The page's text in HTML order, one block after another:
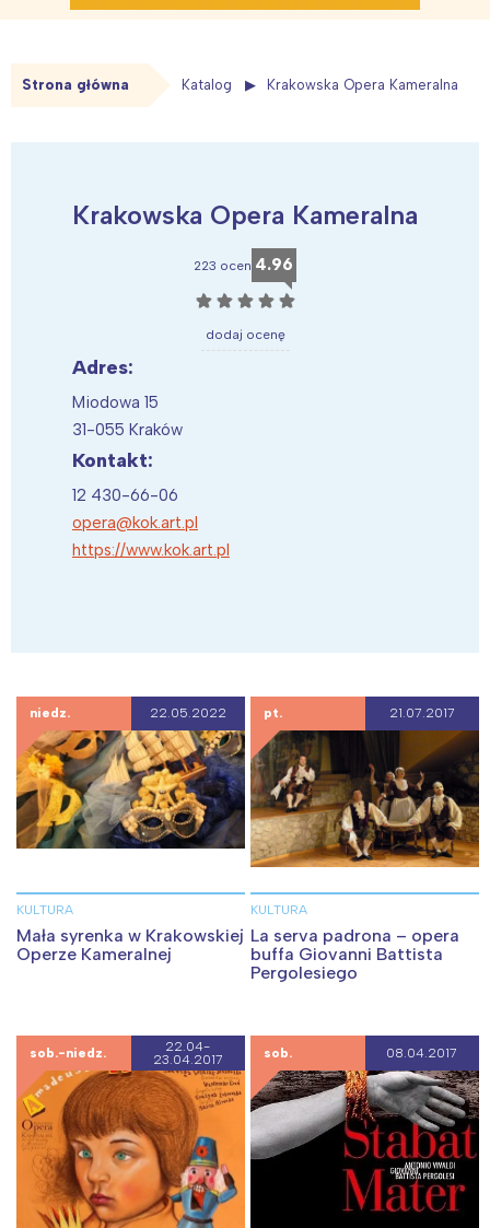
Strona główna Katalog Krakowska Opera Kameralna
Krakowska Opera Kameralna
223 ocen 4.96
☆ ☆ ☆ ☆ ☆
dodaj ocenę
Adres:
Miodowa 15
31-055 Kraków
Kontakt:
12 430-66-06
opera@kok.art.pl
https://www.kok.art.pl
niedz. 22.05.2022
KULTURA
Mała syrenka w Krakowskiej
Operze Kameralnej
pt. 21.07.2017
KULTURA
La serva padrona – opera
buffa Giovanni Battista
Pergolesiego
sob.-niedz.
22.04-
23.04.2017
sob. 08.04.2017